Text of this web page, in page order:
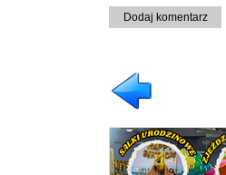
Dodaj komentarz